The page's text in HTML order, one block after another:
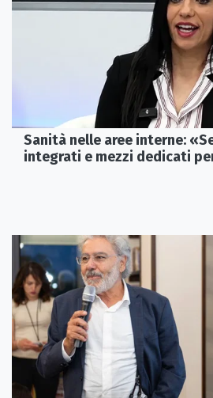
Sanità nelle aree interne:
integrati e mezzi dedicati